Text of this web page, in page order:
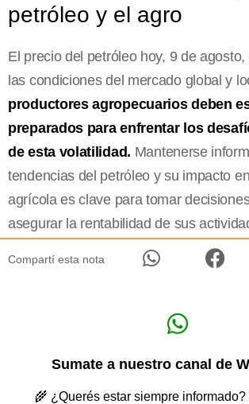
petróleo y el agro
El precio del petróleo hoy, 9 de
las condiciones del mercado global y
productores agropecuarios deben
preparados para enfrentar los
de esta volatilidad. Mantenerse
tendencias del petróleo y su impacto
agrícola es clave para tomar
asegurar la rentabilidad de sus
Compartí esta nota
Sumate a nuestro canal de
🌾 ¿Querés estar siempre